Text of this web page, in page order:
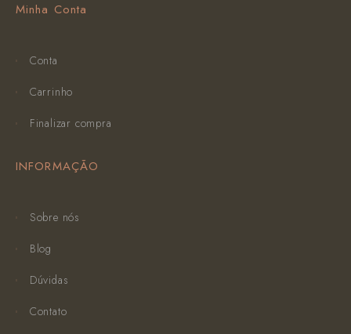
Minha Conta
Conta
Carrinho
Finalizar compra
INFORMAÇÃO
Sobre nós
Blog
Dúvidas
Contato